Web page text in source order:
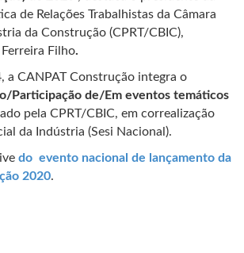
de Relações Trabalhistas da Câmara
da Construção (CPRT/CBIC),
Ferreira Filho.
a CANPAT Construção integra o
Participação de/Em eventos temáticos
pela CPRT/CBIC, em correalização
da Indústria (Sesi Nacional).
do evento nacional de lançamento da
2020.